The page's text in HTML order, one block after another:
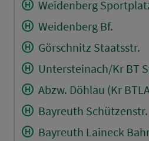
Weidenberg
Weidenberg Bf.
Görschnitz Staatsstr.
Untersteinach/Kr BT
Abzw. Döhlau (Kr
Bayreuth Schützenstr.
Bayreuth Laineck